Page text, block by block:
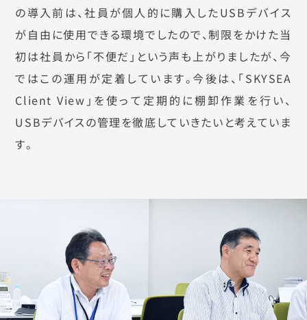
の導入前は、社員が個人的に購入したUSBデバイス
が自由に使用できる環境でしたので、制限をかけた当
初は社員から「不便だ」という声も上がりましたが、今
ではこの運用が定着しています。今後は、「SKYSEA
Client View」を使って定期的に棚卸作業を行い、
USBデバイスの管理を徹底していきたいと考えていま
す。